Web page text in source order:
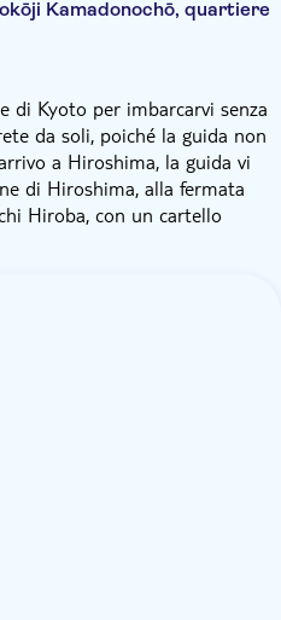
Kamadonochō, quartiere
di Kyoto per imbarcarvi senza
da soli, poiché la guida non
a Hiroshima, la guida vi
di Hiroshima, alla fermata
Hiroba, con un cartello